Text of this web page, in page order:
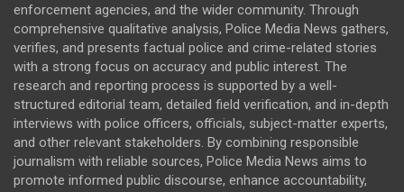
enforcement agencies, and the wider community. Through
comprehensive qualitative analysis, Police Media News gathers,
verifies, and presents factual police and crime-related stories
with a strong focus on accuracy and public interest. The
research and reporting process is supported by a well-
structured editorial team, detailed field verification, and in-depth
interviews with police officers, officials, subject-matter experts,
and other relevant stakeholders. By combining responsible
journalism with reliable sources, Police Media News aims to
promote informed public discourse, enhance accountability,